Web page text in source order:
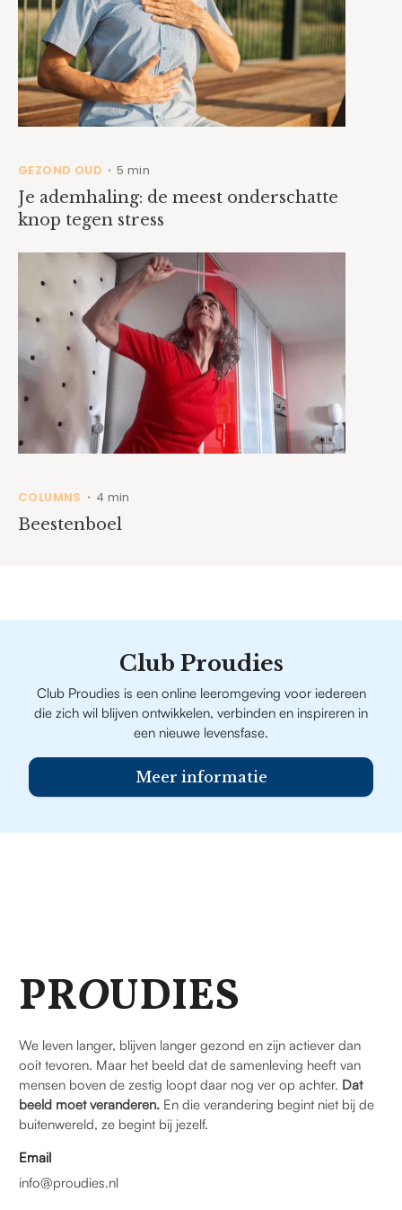
GEZOND OUD • 5 min
Je ademhaling: de meest onderschatte
knop tegen stress
COLUMNS • 4 min
Beestenboel
Club Proudies
Club Proudies is een online leeromgeving voor iedereen
die zich wil blijven ontwikkelen, verbinden en inspireren in
een nieuwe levensfase.
Meer informatie
PROUDIES
We leven langer, blijven langer gezond en zijn actiever dan
ooit tevoren. Maar het beeld dat de samenleving heeft van
mensen boven de zestig loopt daar nog ver op achter. Dat
beeld moet veranderen. En die verandering begint niet bij de
buitenwereld, ze begint bij jezelf.
Email
info@proudies.nl